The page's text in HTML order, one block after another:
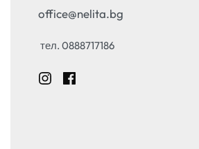
office@nelita.bg
тел. 0888717186